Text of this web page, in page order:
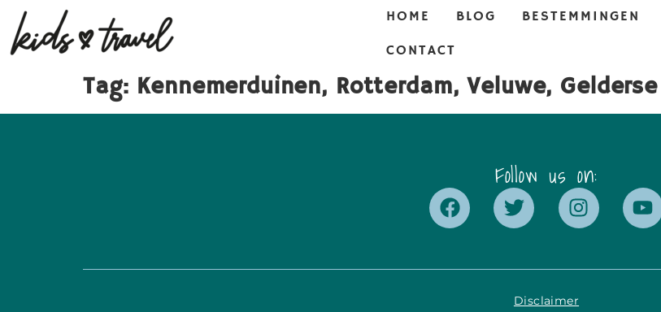
HOME BLOG BESTEMMINGEN
CONTACT
Tag: Kennemerduinen, Rotterdam, Veluwe,
Follow us on:
Disclaimer